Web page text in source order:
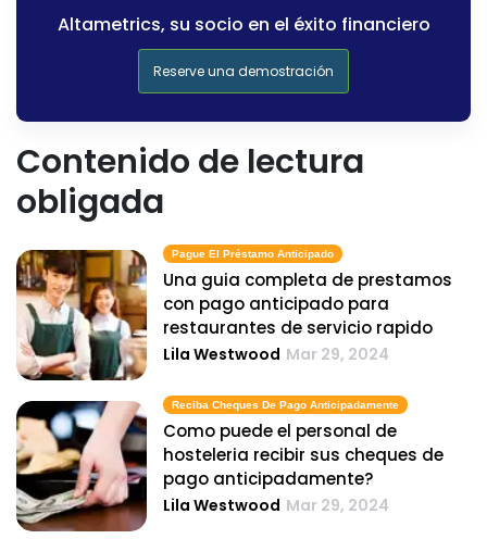
Altametrics, su socio en el éxito financiero
Reserve una demostración
Contenido de lectura
obligada
Pague El Préstamo Anticipado
Una guia completa de prestamos
con pago anticipado para
restaurantes de servicio rapido
Lila Westwood Mar 29, 2024
Reciba Cheques De Pago Anticipadamente
Como puede el personal de
hosteleria recibir sus cheques de
pago anticipadamente?
Lila Westwood Mar 29, 2024